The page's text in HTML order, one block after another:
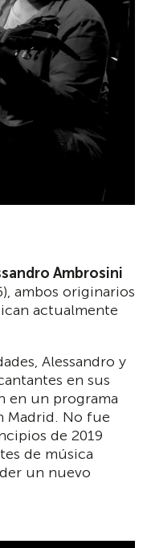
Ambrosini
ambos originarios
actualmente
Alessandro y
en sus
en un programa
Madrid. No fue
de 2019
de música
un nuevo